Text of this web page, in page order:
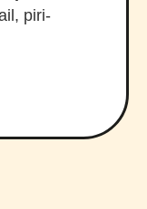
piri-